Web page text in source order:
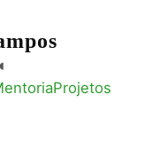
◐
Projetos